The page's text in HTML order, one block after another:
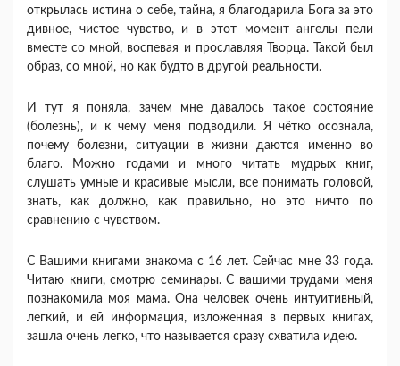
открылась истина о себе, тайна, я благодарила Бога за это
дивное, чистое чувство, и в этот момент ангелы пели
вместе со мной, воспевая и прославляя Творца. Такой был
образ, со мной, но как будто в другой реальности.
И тут я поняла, зачем мне давалось такое состояние
(болезнь), и к чему меня подводили. Я чётко осознала,
почему болезни, ситуации в жизни даются именно во
благо. Можно годами и много читать мудрых книг,
слушать умные и красивые мысли, все понимать головой,
знать, как должно, как правильно, но это ничто по
сравнению с чувством.
С Вашими книгами знакома с 16 лет. Сейчас мне 33 года.
Читаю книги, смотрю семинары. С вашими трудами меня
познакомила моя мама. Она человек очень интуитивный,
легкий, и ей информация, изложенная в первых книгах,
зашла очень легко, что называется сразу схватила идею.